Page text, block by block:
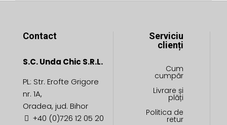
Contact
S.C. Unda Chic S.R.L.
PL: Str. Erofte Grigore
nr. 1A,
Oradea, jud. Bihor
+40 (0)726 12 05 20
Serviciu
clienți
Cum
cumpăr
Livrare și
plăți
Politica de
retur